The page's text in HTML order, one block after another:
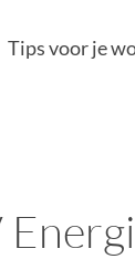
Tips voor je